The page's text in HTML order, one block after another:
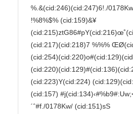
%.&(cid:246)(cid:247)6!./
!%8%$% (cid:159)&¥
(cid:217)(cid:218)7 %%%
(cid:223)Y(cid:224)
(cid:157)
´ˆ#f./0178Kw/ (cid:151)sS